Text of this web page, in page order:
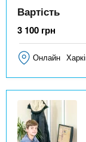
Вартість
3 100 грн
Онлайн